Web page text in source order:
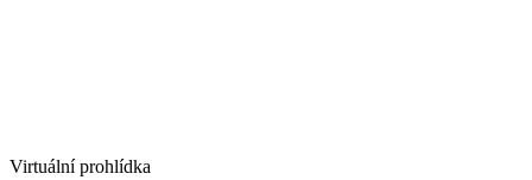
Virtuální prohlídka